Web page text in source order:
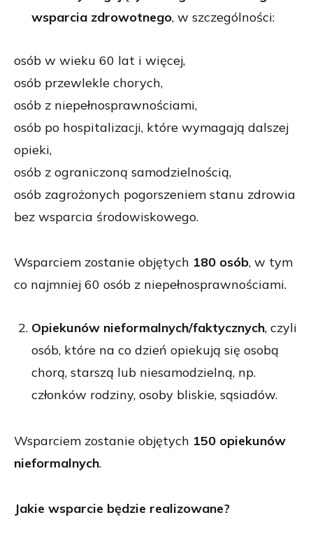
wsparcia zdrowotnego, w szczególności:
osób w wieku 60 lat i więcej,
osób przewlekle chorych,
osób z niepełnosprawnościami,
osób po hospitalizacji, które wymagają dalszej
opieki,
osób z ograniczoną samodzielnością,
osób zagrożonych pogorszeniem stanu zdrowia
bez wsparcia środowiskowego.
Wsparciem zostanie objętych 180 osób, w tym
co najmniej 60 osób z niepełnosprawnościami.
Opiekunów nieformalnych/faktycznych, czyli
osób, które na co dzień opiekują się osobą
chorą, starszą lub niesamodzielną, np.
członków rodziny, osoby bliskie, sąsiadów.
Wsparciem zostanie objętych 150 opiekunów
nieformalnych.
Jakie wsparcie będzie realizowane?